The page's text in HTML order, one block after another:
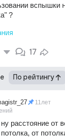
вспышки
?
17
По рейтингу
11лет
ну расстояние от
потолка, от